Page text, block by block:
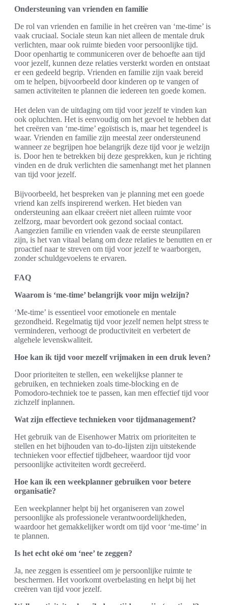
Ondersteuning van vrienden en familie
De rol van vrienden en familie in het creëren van ‘me-time’ is
vaak cruciaal. Sociale steun kan niet alleen de mentale druk
verlichten, maar ook ruimte bieden voor persoonlijke tijd.
Door openhartig te communiceren over de behoefte aan tijd
voor jezelf, kunnen deze relaties versterkt worden en ontstaat
er een gedeeld begrip. Vrienden en familie zijn vaak bereid
om te helpen, bijvoorbeeld door kinderen op te vangen of
samen activiteiten te plannen die iedereen ten goede komen.
Het delen van de uitdaging om tijd voor jezelf te vinden kan
ook opluchten. Het is eenvoudig om het gevoel te hebben dat
het creëren van ‘me-time’ egoïstisch is, maar het tegendeel is
waar. Vrienden en familie zijn meestal zeer ondersteunend
wanneer ze begrijpen hoe belangrijk deze tijd voor je welzijn
is. Door hen te betrekken bij deze gesprekken, kun je richting
vinden en de druk verlichten die samenhangt met het plannen
van tijd voor jezelf.
Bijvoorbeeld, het bespreken van je planning met een goede
vriend kan zelfs inspirerend werken. Het bieden van
ondersteuning aan elkaar creëert niet alleen ruimte voor
zelfzorg, maar bevordert ook gezond sociaal contact.
Aangezien familie en vrienden vaak de eerste steunpilaren
zijn, is het van vitaal belang om deze relaties te benutten en er
proactief naar te streven om tijd voor jezelf te waarborgen,
zonder schuldgevoelens te ervaren.
FAQ
Waarom is ‘me-time’ belangrijk voor mijn welzijn?
‘Me-time’ is essentieel voor emotionele en mentale
gezondheid. Regelmatig tijd voor jezelf nemen helpt stress te
verminderen, verhoogt de productiviteit en verbetert de
algehele levenskwaliteit.
Hoe kan ik tijd voor mezelf vrijmaken in een druk leven?
Door prioriteiten te stellen, een wekelijkse planner te
gebruiken, en technieken zoals time-blocking en de
Pomodoro-techniek toe te passen, kan men effectief tijd voor
zichzelf inplannen.
Wat zijn effectieve technieken voor tijdmanagement?
Het gebruik van de Eisenhower Matrix om prioriteiten te
stellen en het bijhouden van to-do-lijsten zijn uitstekende
technieken voor effectief tijdbeheer, waardoor tijd voor
persoonlijke activiteiten wordt gecreëerd.
Hoe kan ik een weekplanner gebruiken voor betere
organisatie?
Een weekplanner helpt bij het organiseren van zowel
persoonlijke als professionele verantwoordelijkheden,
waardoor het gemakkelijker wordt om tijd voor ‘me-time’ in
te plannen.
Is het echt oké om ‘nee’ te zeggen?
Ja, nee zeggen is essentieel om je persoonlijke ruimte te
beschermen. Het voorkomt overbelasting en helpt bij het
creëren van tijd voor jezelf.